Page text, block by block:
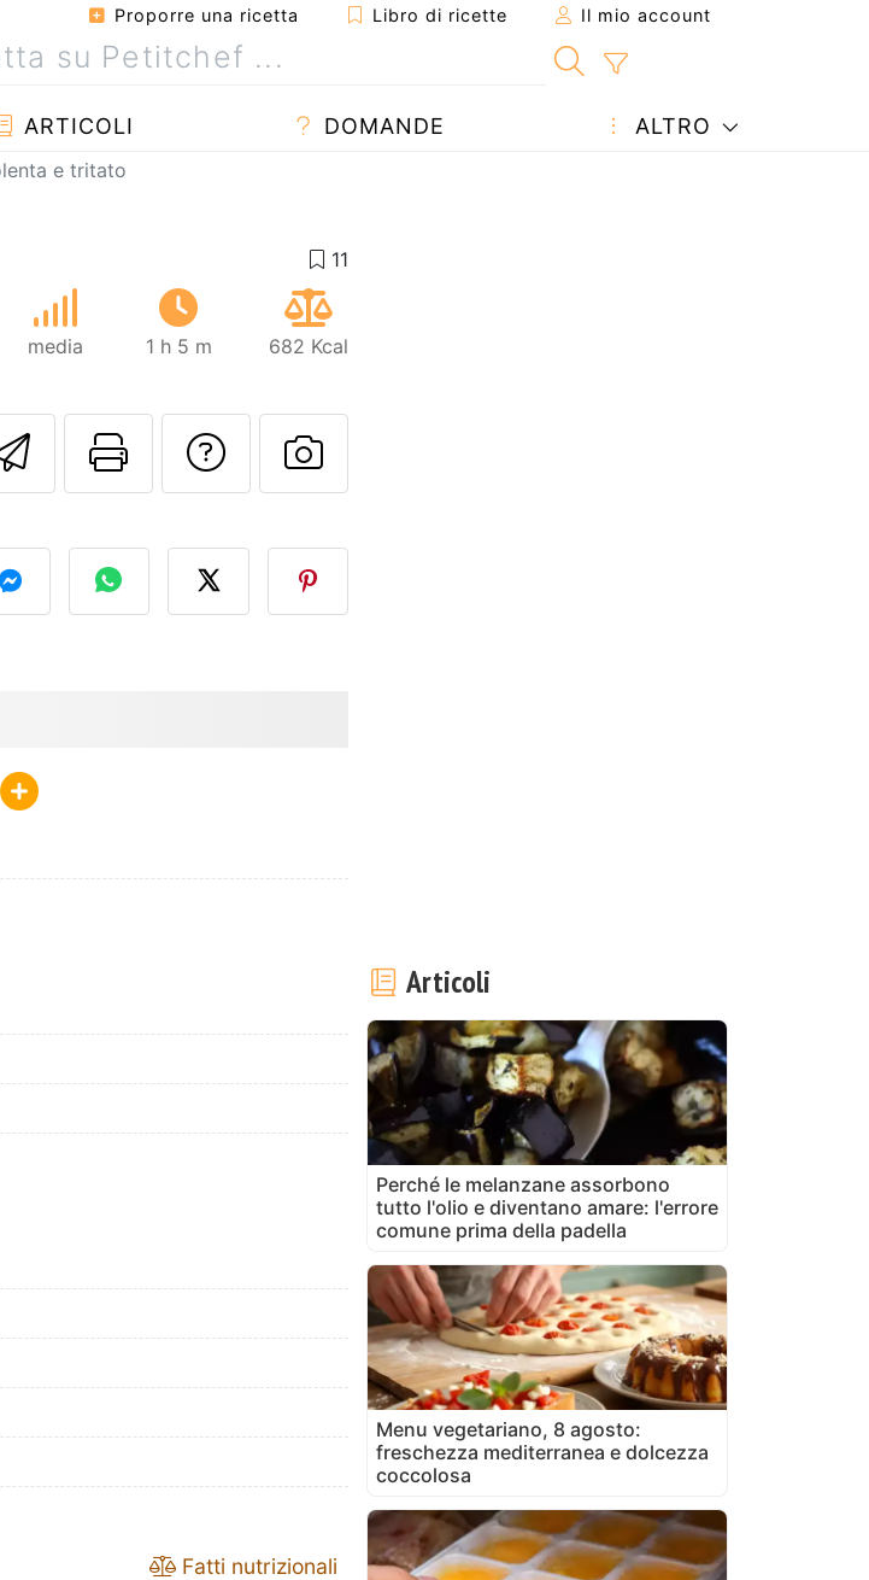
Proporre una ricetta Libro di ricette Il mio account
ARTICOLI DOMANDE ALTRO
e tritato
media 1 h 5 m 682 Kcal
Invia questa ricetta ad un amico
Stampa la ricetta
Contatta l'autore della Ricetta
Pubblica la foto di questa
Fatti nutrizionali
Articoli
Perché le melanzane assorbono
tutto l'olio e diventano amare: l'errore
comune prima della padella
Menu vegetariano, 8 agosto:
freschezza mediterranea e dolcezza
coccolosa